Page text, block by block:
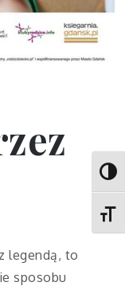
legendą, to
sposobu